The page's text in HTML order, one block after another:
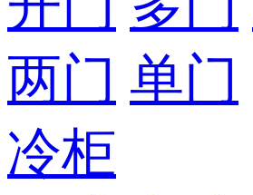
两门 单门
冷柜